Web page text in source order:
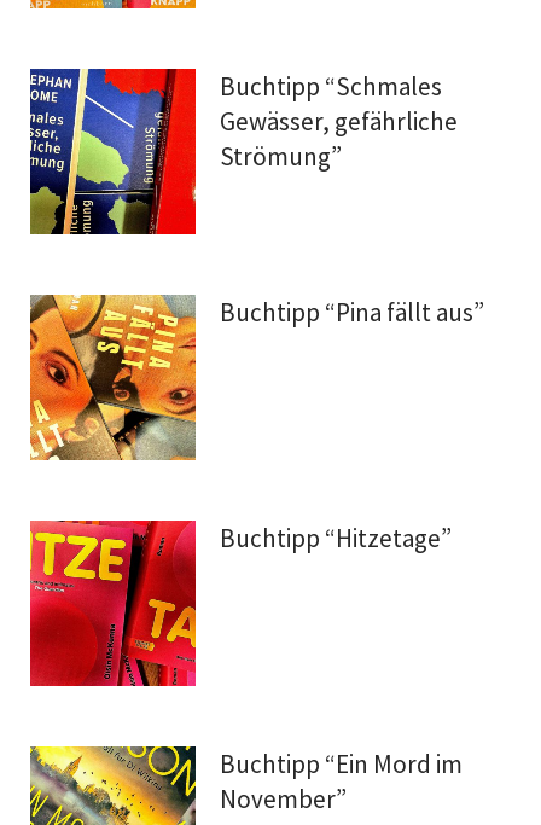
Buchtipp “Schmales
Gewässer, gefährliche
Strömung”
Buchtipp “Pina fällt aus”
Buchtipp “Hitzetage”
Buchtipp “Ein Mord im
November”